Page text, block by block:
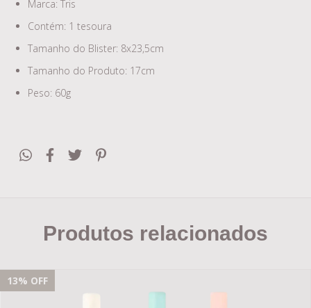
Marca: Tris
Contém: 1 tesoura
Tamanho do Blister: 8x23,5cm
Tamanho do Produto: 17cm
Peso: 60g
Produtos relacionados
13% OFF